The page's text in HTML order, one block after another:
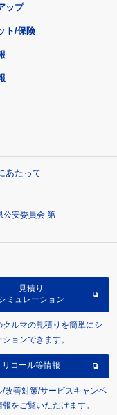
ップ
ト/保険
あたって
公安委員会 第
見積り
ミュレーション
クルマの見積りを簡単にシ
ションできます。
リコール等情報
/改善対策/サービスキャンペ
をご覧いただけます。